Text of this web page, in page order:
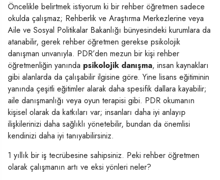
Öncelikle belirtmek istiyorum ki bir rehber öğretmen sadece
okulda çalışmaz; Rehberlik ve Araştırma Merkezlerine veya
Aile ve Sosyal Politikalar Bakanlığı bünyesindeki kurumlara da
atanabilir, gerek rehber öğretmen gerekse psikolojik
danışman unvanıyla. PDR’den mezun bir kişi rehber
öğretmenliğin yanında psikolojik danışma, insan kaynakları
gibi alanlarda da çalışabilir ilgisine göre. Yine lisans eğitiminin
yanında çeşitli eğitimler alarak daha spesifik dallara kayabilir;
aile danışmanlığı veya oyun terapisi gibi. PDR okumanın
kişisel olarak da katkıları var; insanları daha iyi anlayıp
ilişkilerinizi daha sağlıklı yönetebilir, bundan da önemlisi
kendinizi daha iyi tanıyabilirsiniz.
1 yıllık bir iş tecrübesine sahipsiniz. Peki rehber öğretmen
olarak çalışmanın artı ve eksi yönleri neler?